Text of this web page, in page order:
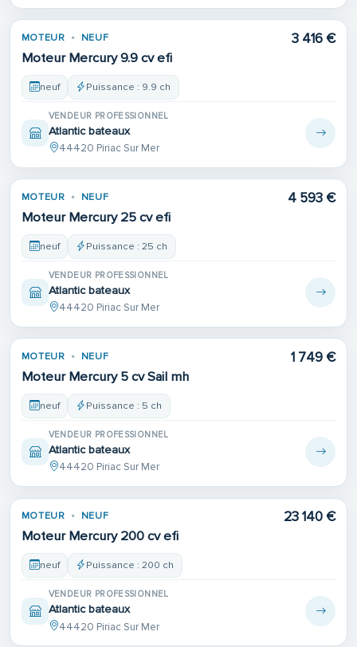
MOTEUR NEUF
Moteur Mercury 9.9 cv efi
3 416 €
neuf Puissance : 9.9 ch
VENDEUR PROFESSIONNEL
Atlantic bateaux
44420 Piriac Sur Mer
MOTEUR NEUF
Moteur Mercury 25 cv efi
4 593 €
neuf Puissance : 25 ch
VENDEUR PROFESSIONNEL
Atlantic bateaux
44420 Piriac Sur Mer
MOTEUR NEUF
Moteur Mercury 5 cv Sail mh
1 749 €
neuf Puissance : 5 ch
VENDEUR PROFESSIONNEL
Atlantic bateaux
44420 Piriac Sur Mer
MOTEUR NEUF
Moteur Mercury 200 cv efi
23 140 €
neuf Puissance : 200 ch
VENDEUR PROFESSIONNEL
Atlantic bateaux
44420 Piriac Sur Mer